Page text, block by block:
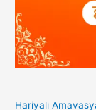
Hariyali